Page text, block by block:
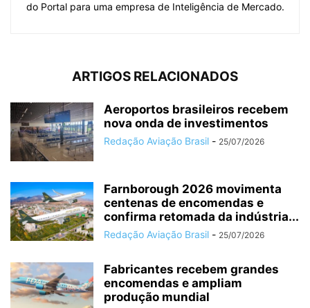
do Portal para uma empresa de Inteligência de Mercado.
ARTIGOS RELACIONADOS
Aeroportos brasileiros recebem
nova onda de investimentos
Redação Aviação Brasil - 25/07/2026
Farnborough 2026 movimenta
centenas de encomendas e
confirma retomada da indústria...
Redação Aviação Brasil - 25/07/2026
Fabricantes recebem grandes
encomendas e ampliam
produção mundial